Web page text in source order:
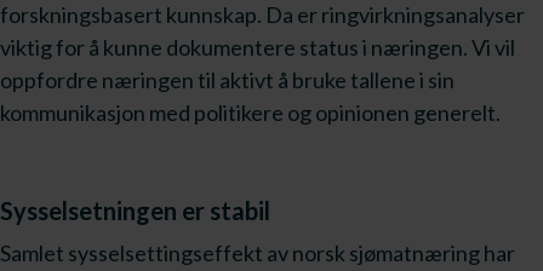
forskningsbasert kunnskap. Da er ringvirkningsanalyser
viktig for å kunne dokumentere status i næringen. Vi vil
oppfordre næringen til aktivt å bruke tallene i sin
kommunikasjon med politikere og opinionen generelt.
Sysselsetningen er stabil
Samlet sysselsettingseffekt av norsk sjømatnæring har